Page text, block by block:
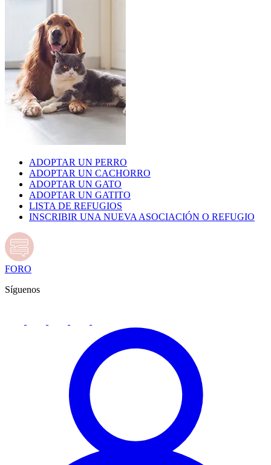
ADOPTAR UN PERRO
ADOPTAR UN CACHORRO
ADOPTAR UN GATO
ADOPTAR UN GATITO
LISTA DE REFUGIOS
INSCRIBIR UNA NUEVA ASOCIACIÓN O REFUGIO
FORO
Síguenos